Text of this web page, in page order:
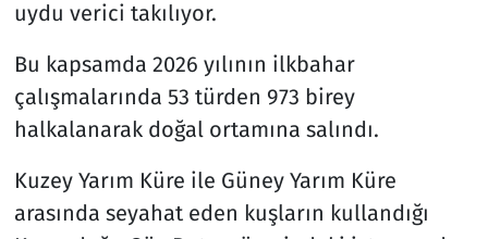
uydu verici takılıyor.
Bu kapsamda 2026 yılının ilkbahar
çalışmalarında 53 türden 973 birey
halkalanarak doğal ortamına salındı.
Kuzey Yarım Küre ile Güney Yarım Küre
arasında seyahat eden kuşların kullandığı